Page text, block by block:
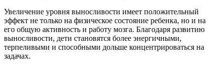
Увеличение уровня выносливости имеет положительный
эффект не только на физическое состояние ребенка, но и на
его общую активность и работу мозга. Благодаря развитию
выносливости, дети становятся более энергичными,
терпеливыми и способными дольше концентрироваться на
задачах.